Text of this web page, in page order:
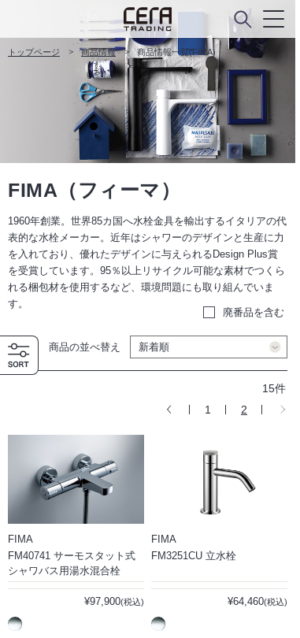
トップページ 商品情報 商品情報一覧(FIMA)
FIMA（フィーマ）
1960年創業。世界85カ国へ水栓金具を輸出するイタリアの代
表的な水栓メーカー。近年はシャワーのデザインと生産に力
を入れており、優れたデザインに与えられるDesign Plus賞
を受賞しています。95％以上リサイクル可能な素材でつくら
れる梱包材を使用するなど、環境問題にも取り組んでいま
す。
廃番品を含む
商品の並べ替え
15件
1
2
FIMA
FM40741 サーモスタット式
シャワバス用湯水混合栓
¥97,900(税込)
FIMA
FM3251CU 立水栓
¥64,460(税込)